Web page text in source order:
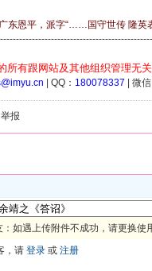
平，派字“……国守世传 隆英表
所有跟网站及其他组织管理无
| QQ： 180078337 | 微
举报
：如遇上传附件不成功，请更换使
，请 登录 或 注册